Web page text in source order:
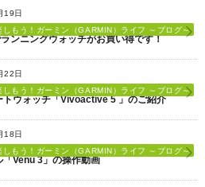
19日
しもう！ガーミン（GARMIN）ライフ ～ブログ～
ンニングウォッチがお買い得です！
22日
しもう！ガーミン（GARMIN）ライフ ～ブログ～
トウォッチ「Vivoactive 5 」のご紹介
18日
しもう！ガーミン（GARMIN）ライフ ～ブログ～
「Venu 3」の操作動画